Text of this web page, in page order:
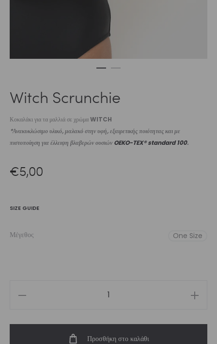
Witch Scrunchie
Κοκαλάκι για τα μαλλιά σε χρώμαWITCH
*Ανακυκλώσιμο υλικό, μαλακό στην υφή, εξαιρετικής ποιότητας και με
πιστοποίηση για έλλειψη βλαβερών ουσιών OEKO-TEX® standard 100.
€5,00
SIZE GUIDE
Μέγεθος One Size
Προσθήκη στο καλάθι